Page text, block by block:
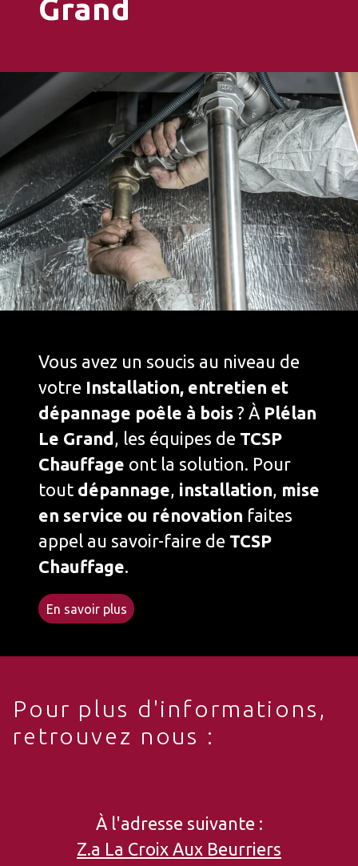
Grand
Vous avez un soucis au niveau de
votre Installation, entretien et
dépannage poêle à bois ? À Plélan
Le Grand , les équipes de TCSP
Chauffage ont la solution. Pour
tout dépannage, installation, mise
en service ou rénovation faites
appel au savoir-faire de TCSP
Chauffage.
En savoir plus
Pour plus d'informations,
retrouvez nous :
À l'adresse suivante :
Z.a La Croix Aux Beurriers